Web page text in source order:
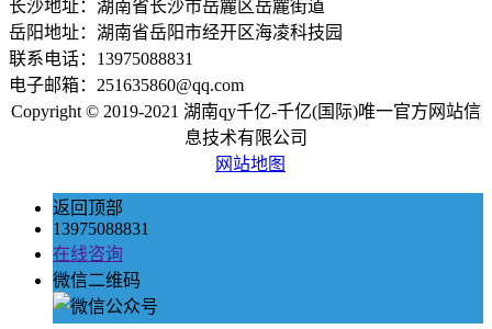
长沙地址：湖南省长沙市岳麓区岳麓街道
岳阳地址：湖南省岳阳市经开区海凌科技园
联系电话：13975088831
电子邮箱：251635860@qq.com
Copyright © 2019-2021 湖南qy千亿-千亿(国际)唯一官方网站信
息技术有限公司
网站地图
返回顶部
13975088831
在线咨询
微信二维码